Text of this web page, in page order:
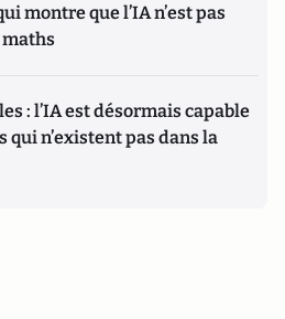
montre que l’IA n’est pas
maths
: l’IA est désormais capable
n’existent pas dans la